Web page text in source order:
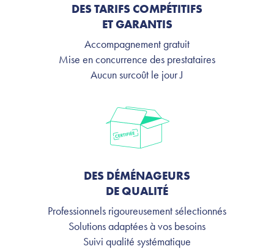
DES TARIFS COMPÉTITIFS
ET GARANTIS
Accompagnement gratuit
Mise en concurrence des prestataires
Aucun surcoût le jour J
DES DÉMÉNAGEURS
DE QUALITÉ
Professionnels rigoureusement sélectionnés
Solutions adaptées à vos besoins
Suivi qualité systématique